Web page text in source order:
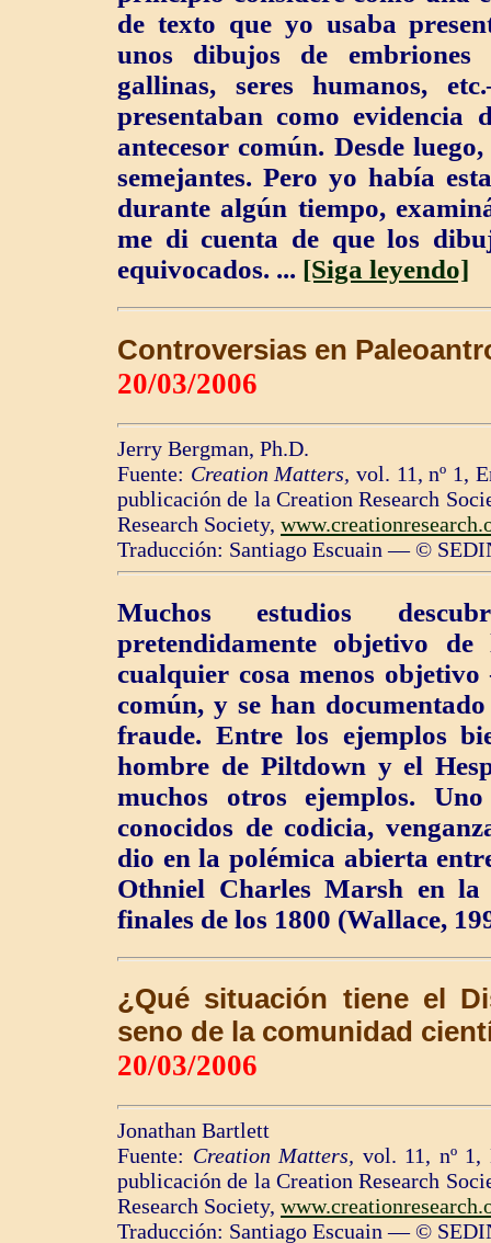
de texto que yo usaba
unos dibujos de embriones
gallinas, seres humanos,
presentaban como evidencia
antecesor común. Desde
semejantes. Pero yo había
durante algún tiempo,
me di cuenta de que los
equivocados. ... [Siga leyendo]
Controversias en
20/03/2006
Jerry Bergman, Ph.D.
Fuente: Creation Matters, vol. 11, nº 1,
publicación de la Creation Research
Research Society,
Traducción: Santiago Escuain — ©
Muchos estudios
pretendidamente objetivo
cualquier cosa menos
común, y se han
fraude. Entre los ejemplos
hombre de Piltdown y el
muchos otros ejemplos.
conocidos de codicia,
dio en la polémica abierta
Othniel Charles Marsh en la
finales de los 1800 (Wallace,
¿Qué situación tiene el
seno de la comunidad
20/03/2006
Jonathan Bartlett
Fuente: Creation Matters, vol. 11, nº 1,
publicación de la Creation Research
Research Society,
Traducción: Santiago Escuain — ©